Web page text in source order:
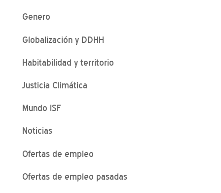
Genero
Globalización y DDHH
Habitabilidad y territorio
Justicia Climática
Mundo ISF
Noticias
Ofertas de empleo
Ofertas de empleo pasadas